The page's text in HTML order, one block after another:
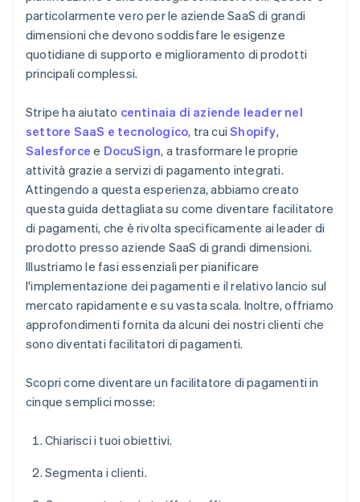
particolarmente vero per le aziende SaaS di grandi
dimensioni che devono soddisfare le esigenze
quotidiane di supporto e miglioramento di prodotti
principali complessi.
Stripe ha aiutato centinaia di aziende leader nel
settore SaaS e tecnologico, tra cuiShopify,
Salesforce e DocuSign, a trasformare le proprie
attività grazie a servizi di pagamento integrati.
Attingendo a questa esperienza, abbiamo creato
questa guida dettagliata su come diventare facilitatore
di pagamenti, che è rivolta specificamente ai leader di
prodotto presso aziende SaaS di grandi dimensioni.
Illustriamo le fasi essenziali per pianificare
l'implementazione dei pagamenti e il relativo lancio sul
mercato rapidamente e su vasta scala. Inoltre, offriamo
approfondimenti fornita da alcuni dei nostri clienti che
sono diventati facilitatori di pagamenti.
Scopri come diventare un facilitatore di pagamenti in
cinque semplici mosse:
Chiarisci i tuoi obiettivi.
Segmenta i clienti.